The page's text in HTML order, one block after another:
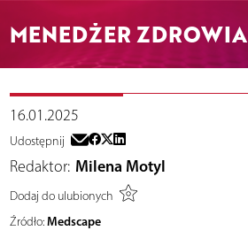
MENEDŻER ZDROWIA
16.01.2025
Udostępnij
Redaktor: Milena Motyl
Dodaj do ulubionych
Źródło: Medscape